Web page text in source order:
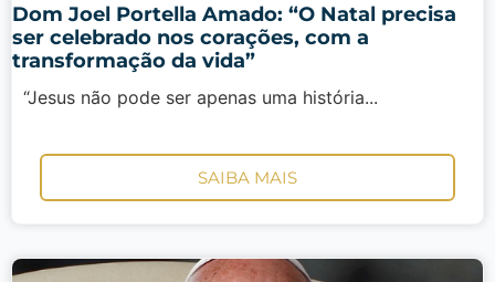
Dom Joel Portella Amado: “O Natal precisa
ser celebrado nos corações, com a
transformação da vida”
“Jesus não pode ser apenas uma história...
SAIBA MAIS